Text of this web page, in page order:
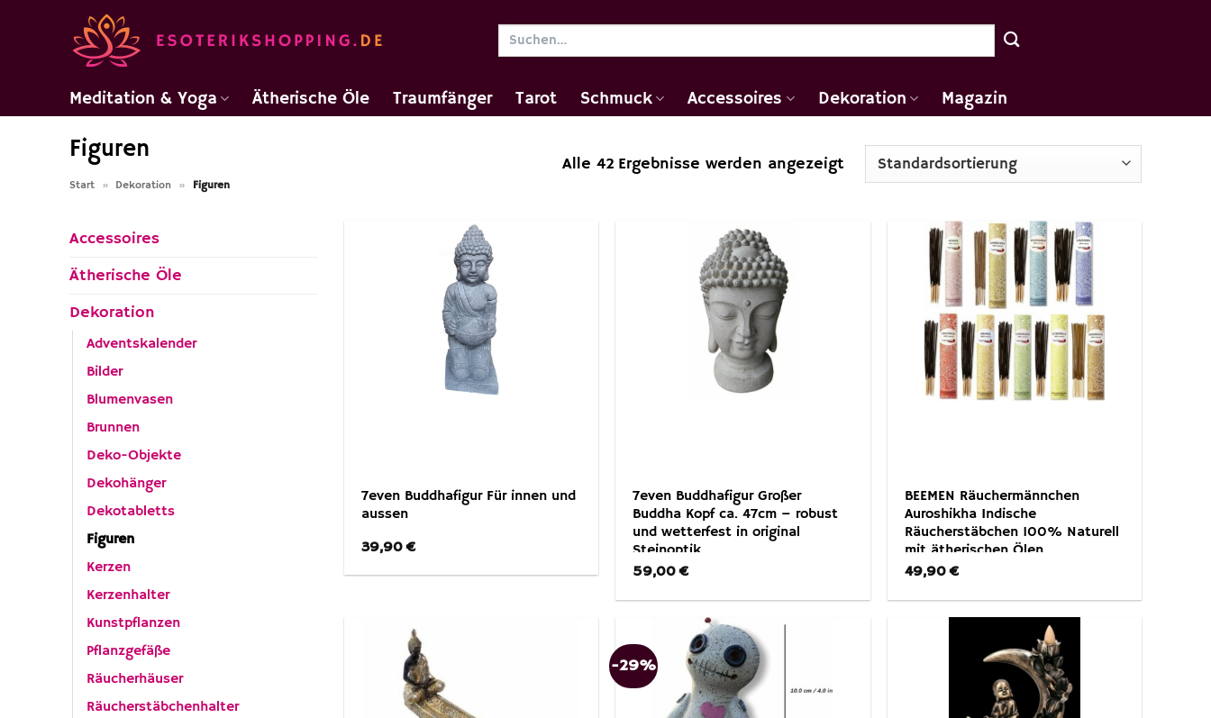
Suchen
Meditation & Yoga Ätherische Öle Traumfänger Tarot Schmuck Accessoires Dekoration Magazin
Figuren
Start » Dekoration » Figuren
Alle 42 Ergebnisse werden angezeigt
Accessoires
Ätherische Öle
Dekoration
Adventskalender
Bilder
Blumenvasen
Brunnen
Deko-Objekte
Dekohänger
Dekotabletts
Figuren
Kerzen
Kerzenhalter
Kunstpflanzen
Pflanzgefäße
Räucherhäuser
Räucherstäbchenhalter
7even Buddhafigur Für innen und
aussen
39,90€
7even Buddhafigur Großer
Buddha Kopf ca. 47cm – robust
und wetterfest in original
Steinoptik
59,00€
BEEMEN Räuchermännchen
Auroshikha Indische
Räucherstäbchen 100% Naturell
mit ätherischen Ölen
49,90€
-29%